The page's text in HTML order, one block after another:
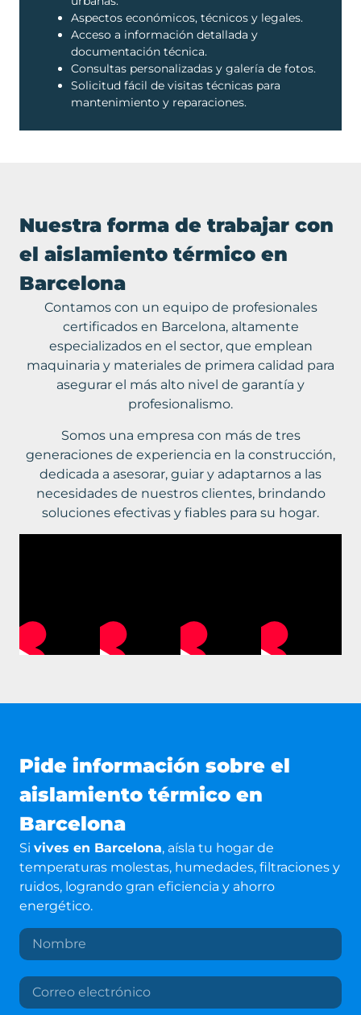
Aspectos económicos, técnicos y legales.
Acceso a información detallada y
documentación técnica.
Consultas personalizadas y galería de fotos.
Solicitud fácil de visitas técnicas para
mantenimiento y reparaciones.
Nuestra forma de trabajar con
el aislamiento térmico en
Barcelona
Contamos con un equipo de profesionales
certificados en Barcelona, altamente
especializados en el sector, que emplean
maquinaria y materiales de primera calidad para
asegurar el más alto nivel de garantía y
profesionalismo.
Somos una empresa con más de tres
generaciones de experiencia en la construcción,
dedicada a asesorar, guiar y adaptarnos a las
necesidades de nuestros clientes, brindando
soluciones efectivas y fiables para su hogar.
Pide información sobre el
aislamiento térmico en
Barcelona
Si vives en Barcelona, aísla tu hogar de
temperaturas molestas, humedades, filtraciones y
ruidos, logrando gran eficiencia y ahorro
energético.